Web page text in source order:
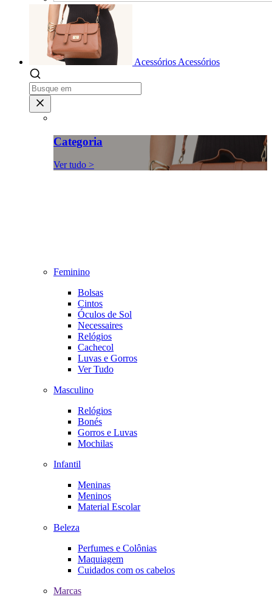
Acessórios Acessórios
Categoria
Ver tudo >
Feminino
Bolsas
Cintos
Óculos de Sol
Necessaires
Relógios
Cachecol
Luvas e Gorros
Ver Tudo
Masculino
Relógios
Bonés
Gorros e Luvas
Mochilas
Infantil
Meninas
Meninos
Material Escolar
Beleza
Perfumes e Colônias
Maquiagem
Cuidados com os cabelos
Marcas